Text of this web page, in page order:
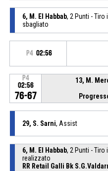
6, M. El Habbab, 2 Punti -
sbagliato
P4 02:56
P4
02:56
76-67
13, M.
29, S. Sarni, Assist
6, M. El Habbab, 2 Punti -
realizzato
RR Retail Galli Bk